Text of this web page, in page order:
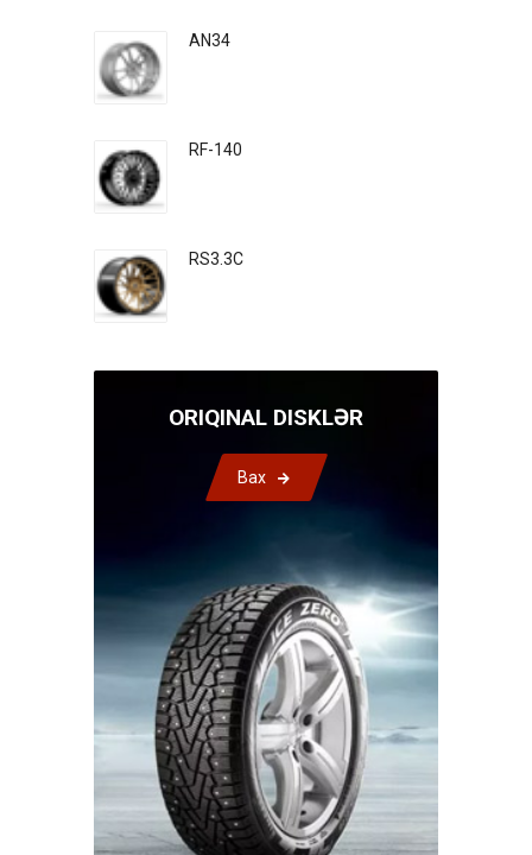
AN34
RF-140
RS3.3C
ORIQINAL DISKLƏR
Bax